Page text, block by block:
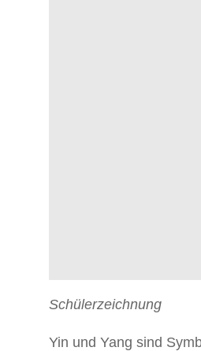
Schülerzeichnung
Yin und Yang sind